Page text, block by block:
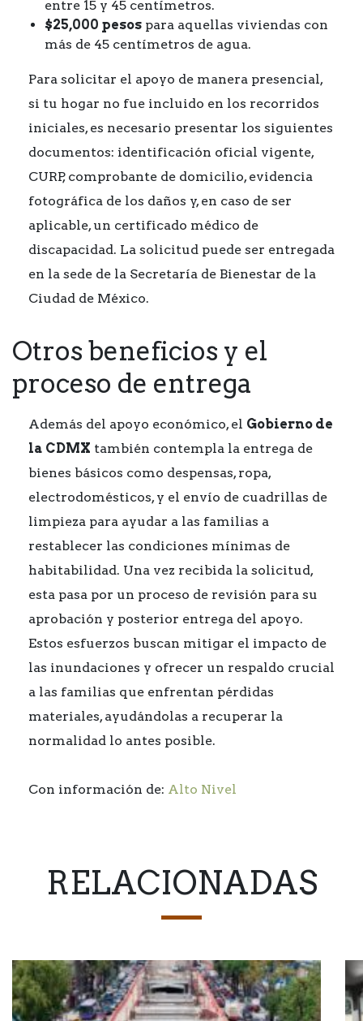
entre 15 y 45 centímetros.
$25,000 pesos para aquellas viviendas con
más de 45 centímetros de agua.
Para solicitar el apoyo de manera presencial,
si tu hogar no fue incluido en los recorridos
iniciales, es necesario presentar los siguientes
documentos: identificación oficial vigente,
CURP, comprobante de domicilio, evidencia
fotográfica de los daños y, en caso de ser
aplicable, un certificado médico de
discapacidad. La solicitud puede ser entregada
en la sede de la Secretaría de Bienestar de la
Ciudad de México.
Otros beneficios y el
proceso de entrega
Además del apoyo económico, el Gobierno de
la CDMX también contempla la entrega de
bienes básicos como despensas, ropa,
electrodomésticos, y el envío de cuadrillas de
limpieza para ayudar a las familias a
restablecer las condiciones mínimas de
habitabilidad. Una vez recibida la solicitud,
esta pasa por un proceso de revisión para su
aprobación y posterior entrega del apoyo.
Estos esfuerzos buscan mitigar el impacto de
las inundaciones y ofrecer un respaldo crucial
a las familias que enfrentan pérdidas
materiales, ayudándolas a recuperar la
normalidad lo antes posible.
Con información de: Alto Nivel
RELACIONADAS